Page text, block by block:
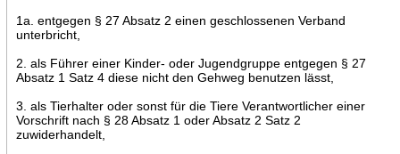
1a. entgegen § 27 Absatz 2 einen geschlossenen Verband
unterbricht,
2. als Führer einer Kinder- oder Jugendgruppe entgegen § 27
Absatz 1 Satz 4 diese nicht den Gehweg benutzen lässt,
3. als Tierhalter oder sonst für die Tiere Verantwortlicher einer
Vorschrift nach § 28 Absatz 1 oder Absatz 2 Satz 2
zuwiderhandelt,